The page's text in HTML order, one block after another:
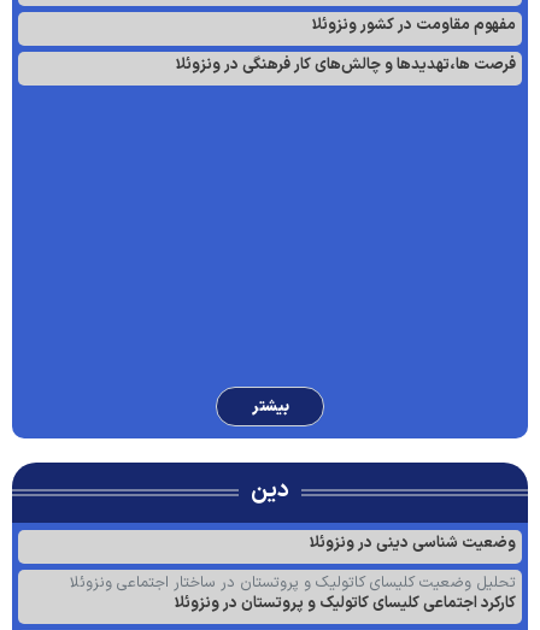
مفهوم مقاومت در کشور ونزوئلا
فرصت ها،تهدیدها و چالش‌های کار فرهنگی در ونزوئلا
بیشتر
دین
وضعیت شناسی دینی در ونزوئلا
تحلیل وضعیت کلیسای کاتولیک و پروتستان در ساختار اجتماعی ونزوئلا
کارکرد اجتماعی کلیسای کاتولیک و پروتستان در ونزوئلا